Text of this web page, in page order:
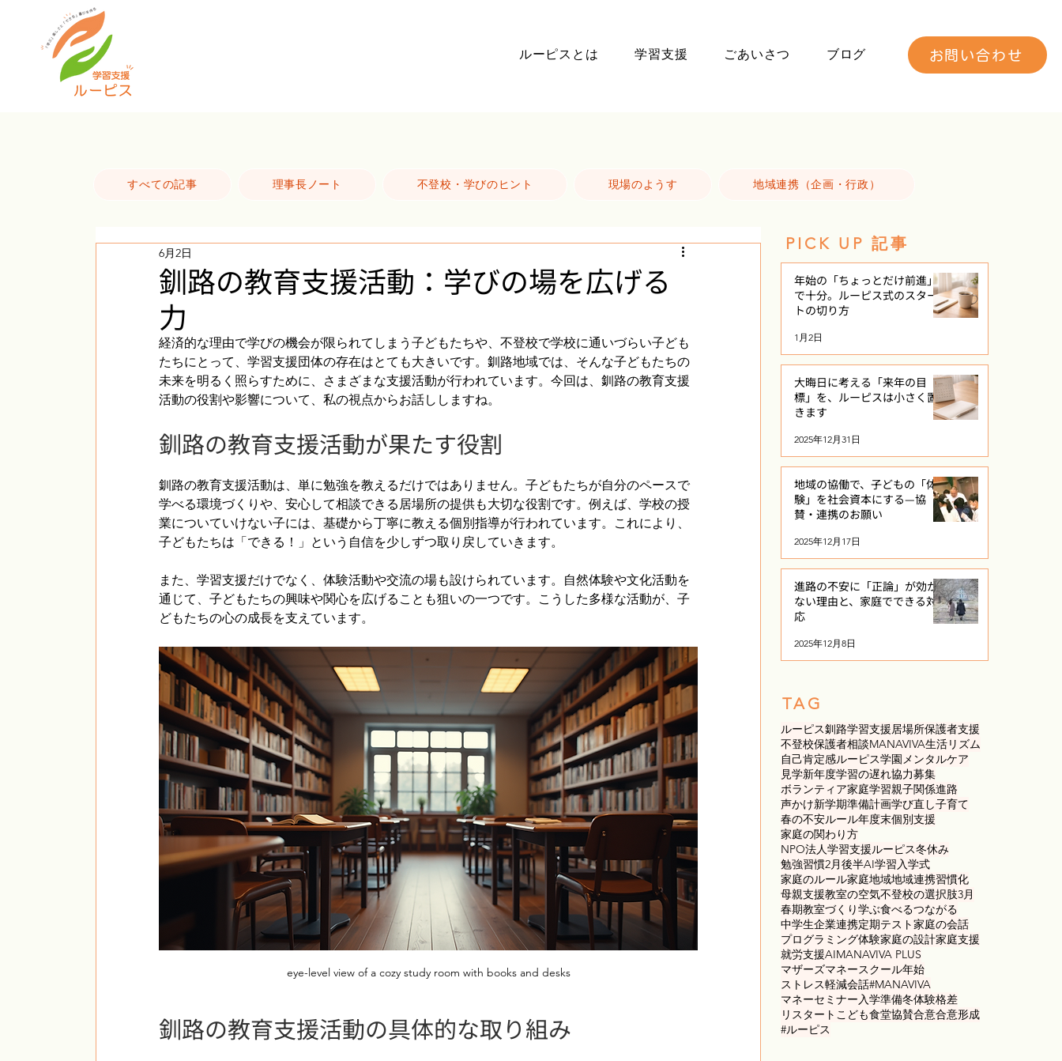
ルーピスとは 学習支援 ごあいさつ ブログ お問い合わせ
すべての記事 理事長ノート 不登校・学びのヒント 現場のようす 地域連携（企画・行政）
釧路の教育支援活動：学びの場を広げる
力
6月2日
経済的な理由で学びの機会が限られてしまう子どもたちや、不登校で学校に通いづらい子ども
たちにとって、学習支援団体の存在はとても大きいです。釧路地域では、そんな子どもたちの
未来を明るく照らすために、さまざまな支援活動が行われています。今回は、釧路の教育支援
活動の役割や影響について、私の視点からお話ししますね。
釧路の教育支援活動が果たす役割
釧路の教育支援活動は、単に勉強を教えるだけではありません。子どもたちが自分のペースで
学べる環境づくりや、安心して相談できる居場所の提供も大切な役割です。例えば、学校の授
業についていけない子には、基礎から丁寧に教える個別指導が行われています。これにより、
子どもたちは「できる！」という自信を少しずつ取り戻していきます。
また、学習支援だけでなく、体験活動や交流の場も設けられています。自然体験や文化活動を
通じて、子どもたちの興味や関心を広げることも狙いの一つです。こうした多様な活動が、子
どもたちの心の成長を支えています。
eye-level view of a cozy study room with books and desks
釧路の教育支援活動の具体的な取り組み
PICK UP 記事
年始の「ちょっとだけ前進」
で十分。ルーピス式のスター
トの切り方
1月2日
大晦日に考える「来年の目
標」を、ルーピスは小さく置
きます
2025年12月31日
地域の協働で、子どもの「体
験」を社会資本にする—協
賛・連携のお願い
2025年12月17日
進路の不安に「正論」が効か
ない理由と、家庭でできる対
応
2025年12月8日
​TAG
ルーピス釧路学習支援居場所保護者支援
不登校保護者相談MANAVIVA生活リズム
自己肯定感ルーピス学園メンタルケア
見学新年度学習の遅れ協力募集
ボランティア家庭学習親子関係進路
声かけ新学期準備計画学び直し子育て
春の不安ルール年度末個別支援
家庭の関わり方
NPO法人学習支援ルーピス冬休み
勉強習慣2月後半AI学習入学式
家庭のルール家庭地域地域連携習慣化
母親支援教室の空気不登校の選択肢3月
春期教室づくり学ぶ食べるつながる
中学生企業連携定期テスト家庭の会話
プログラミング体験家庭の設計家庭支援
就労支援AIMANAVIVA PLUS
マザーズマネースクール年始
ストレス軽減会話#MANAVIVA
マネーセミナー入学準備冬体験格差
リスタート こども食堂協賛合意合意形成
#ルーピス